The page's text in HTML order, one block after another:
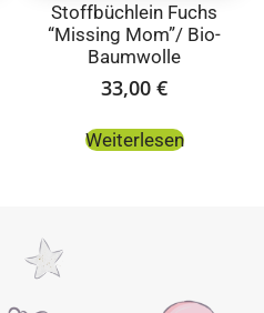
Stoffbüchlein Fuchs
“Missing Mom”/ Bio-
Baumwolle
33,00 €
Weiterlesen